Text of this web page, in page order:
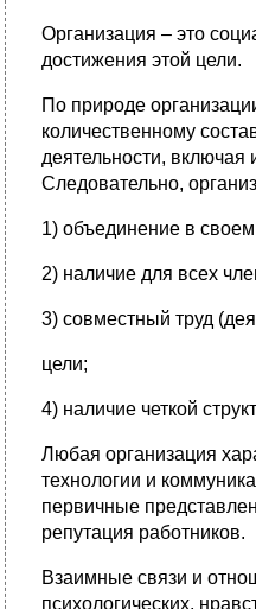
Организация – это
достижения этой цели.
По природе
количественному
деятельности, включая
Следовательно,
1) объединение в
2) наличие для всех
3) совместный труд
цели;
4) наличие четкой
Любая организация
технологии и
первичные
репутация работников.
Взаимные связи и
психологических,